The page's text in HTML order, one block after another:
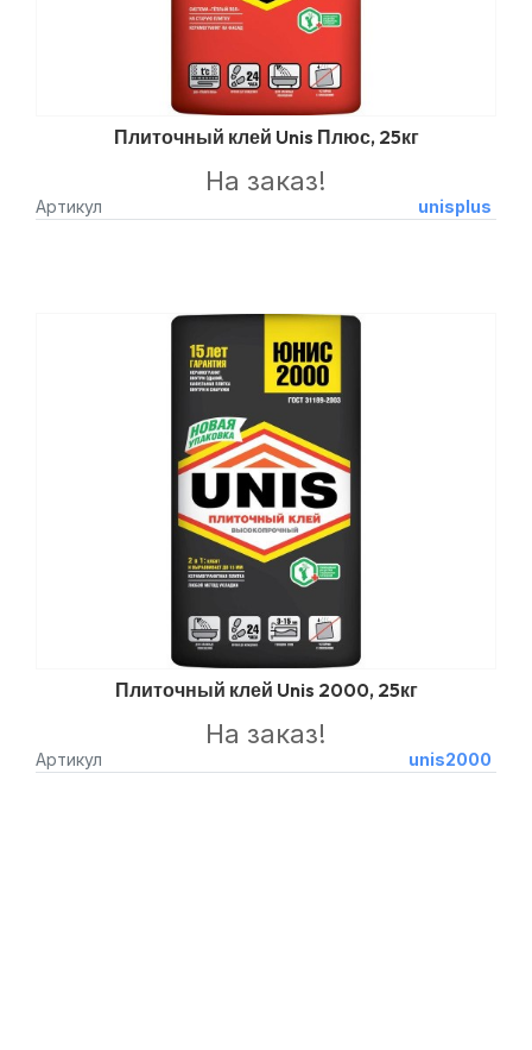
Плиточный клей Unis Плюс, 25кг
Артикул unisplus
На заказ!
Плиточный клей Unis 2000, 25кг
Артикул unis2000
На заказ!